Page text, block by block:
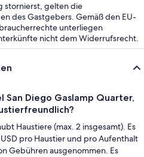
stornierst, gelten die
des Gastgebers. Gemäß den EU-
unterliegen
nicht dem Widerrufsrecht.
San Diego Gaslamp Quarter,
Haustiere (max. 2 insgesamt). Es
pro Haustier und pro Aufenthalt
Gebühren ausgenommen. Es